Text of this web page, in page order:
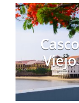
Casco
Viejo